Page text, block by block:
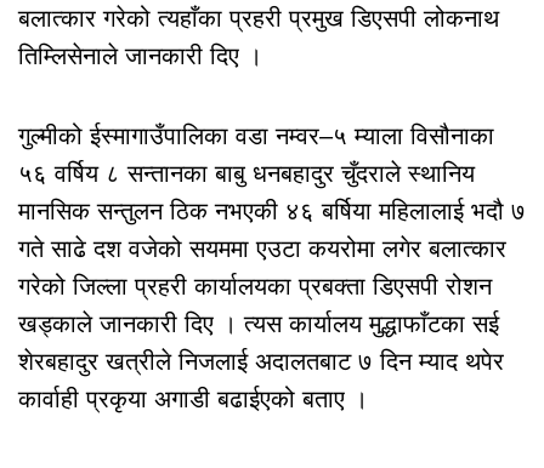
बलात्कार गरेको त्यहाँका प्रहरी प्रमुख डिएसपी लोकनाथ
तिम्लिसेनाले जानकारी दिए ।
गुल्मीको ईस्मागाउँपालिका वडा नम्वर–५ म्याला विसौनाका
५६ वर्षिय ८ सन्तानका बाबु धनबहादुर चुँदराले स्थानिय
मानसिक सन्तुलन ठिक नभएकी ४६ बर्षिया महिलालाई भदौ ७
गते साढे दश वजेको सयममा एउटा कयरोमा लगेर बलात्कार
गरेको जिल्ला प्रहरी कार्यालयका प्रबक्ता डिएसपी रोशन
खड्काले जानकारी दिए । त्यस कार्यालय मुद्धाफाँटका सई
शेरबहादुर खत्रीले निजलाई अदालतबाट ७ दिन म्याद थपेर
कार्वाही प्रकृया अगाडी बढाईएको बताए ।